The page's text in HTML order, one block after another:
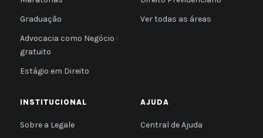
Graduação
Advocacia como Negócio ·
gratuito
Estágio em Direito
Ver todas as áreas
INSTITUCIONAL
Sobre a Legale
AJUDA
Central de Ajuda